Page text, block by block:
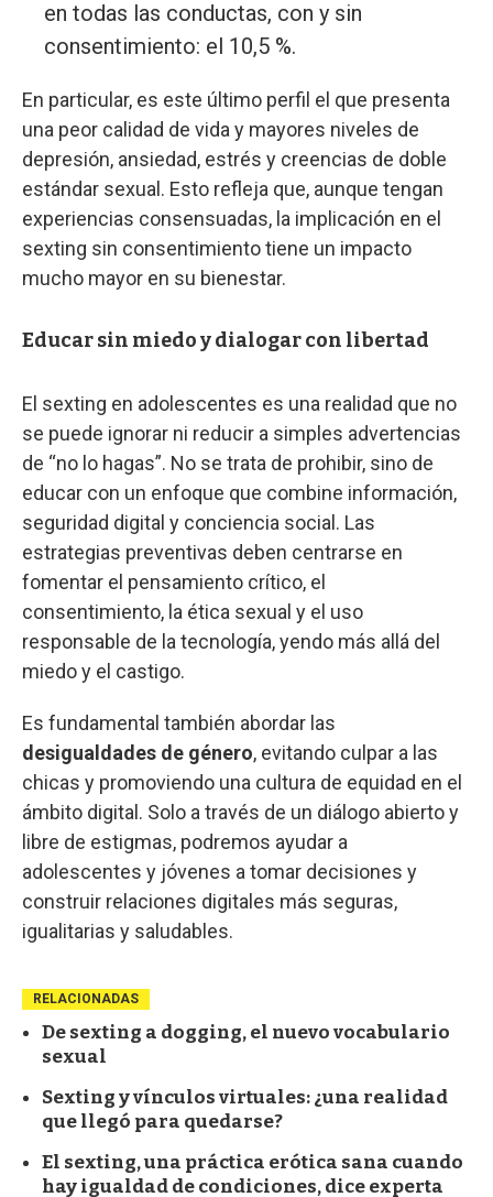
en todas las conductas, con y sin
consentimiento: el 10,5 %.
En particular, es este último perfil el que presenta
una peor calidad de vida y mayores niveles de
depresión, ansiedad, estrés y creencias de doble
estándar sexual. Esto refleja que, aunque tengan
experiencias consensuadas, la implicación en el
sexting sin consentimiento tiene un impacto
mucho mayor en su bienestar.
Educar sin miedo y dialogar con libertad
El sexting en adolescentes es una realidad que no
se puede ignorar ni reducir a simples advertencias
de “no lo hagas”. No se trata de prohibir, sino de
educar con un enfoque que combine información,
seguridad digital y conciencia social. Las
estrategias preventivas deben centrarse en
fomentar el pensamiento crítico, el
consentimiento, la ética sexual y el uso
responsable de la tecnología, yendo más allá del
miedo y el castigo.
Es fundamental también abordar las
desigualdades de género, evitando culpar a las
chicas y promoviendo una cultura de equidad en el
ámbito digital. Solo a través de un diálogo abierto y
libre de estigmas, podremos ayudar a
adolescentes y jóvenes a tomar decisiones y
construir relaciones digitales más seguras,
igualitarias y saludables.
RELACIONADAS
De sexting a dogging, el nuevo vocabulario
sexual
Sexting y vínculos virtuales: ¿una realidad
que llegó para quedarse?
El sexting, una práctica erótica sana cuando
hay igualdad de condiciones, dice experta